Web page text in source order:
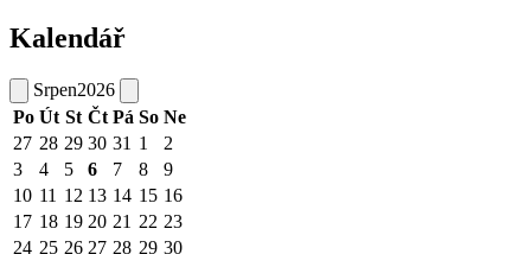
Kalendář
Srpen2026
Po Út St Čt Pá So Ne
27 28 29 30 31 1
2
3
4 5 6 7 8
9
10 11 12 13 14 15 16
17 18 19 20 21 22 23
24 25 26 27 28 29 30